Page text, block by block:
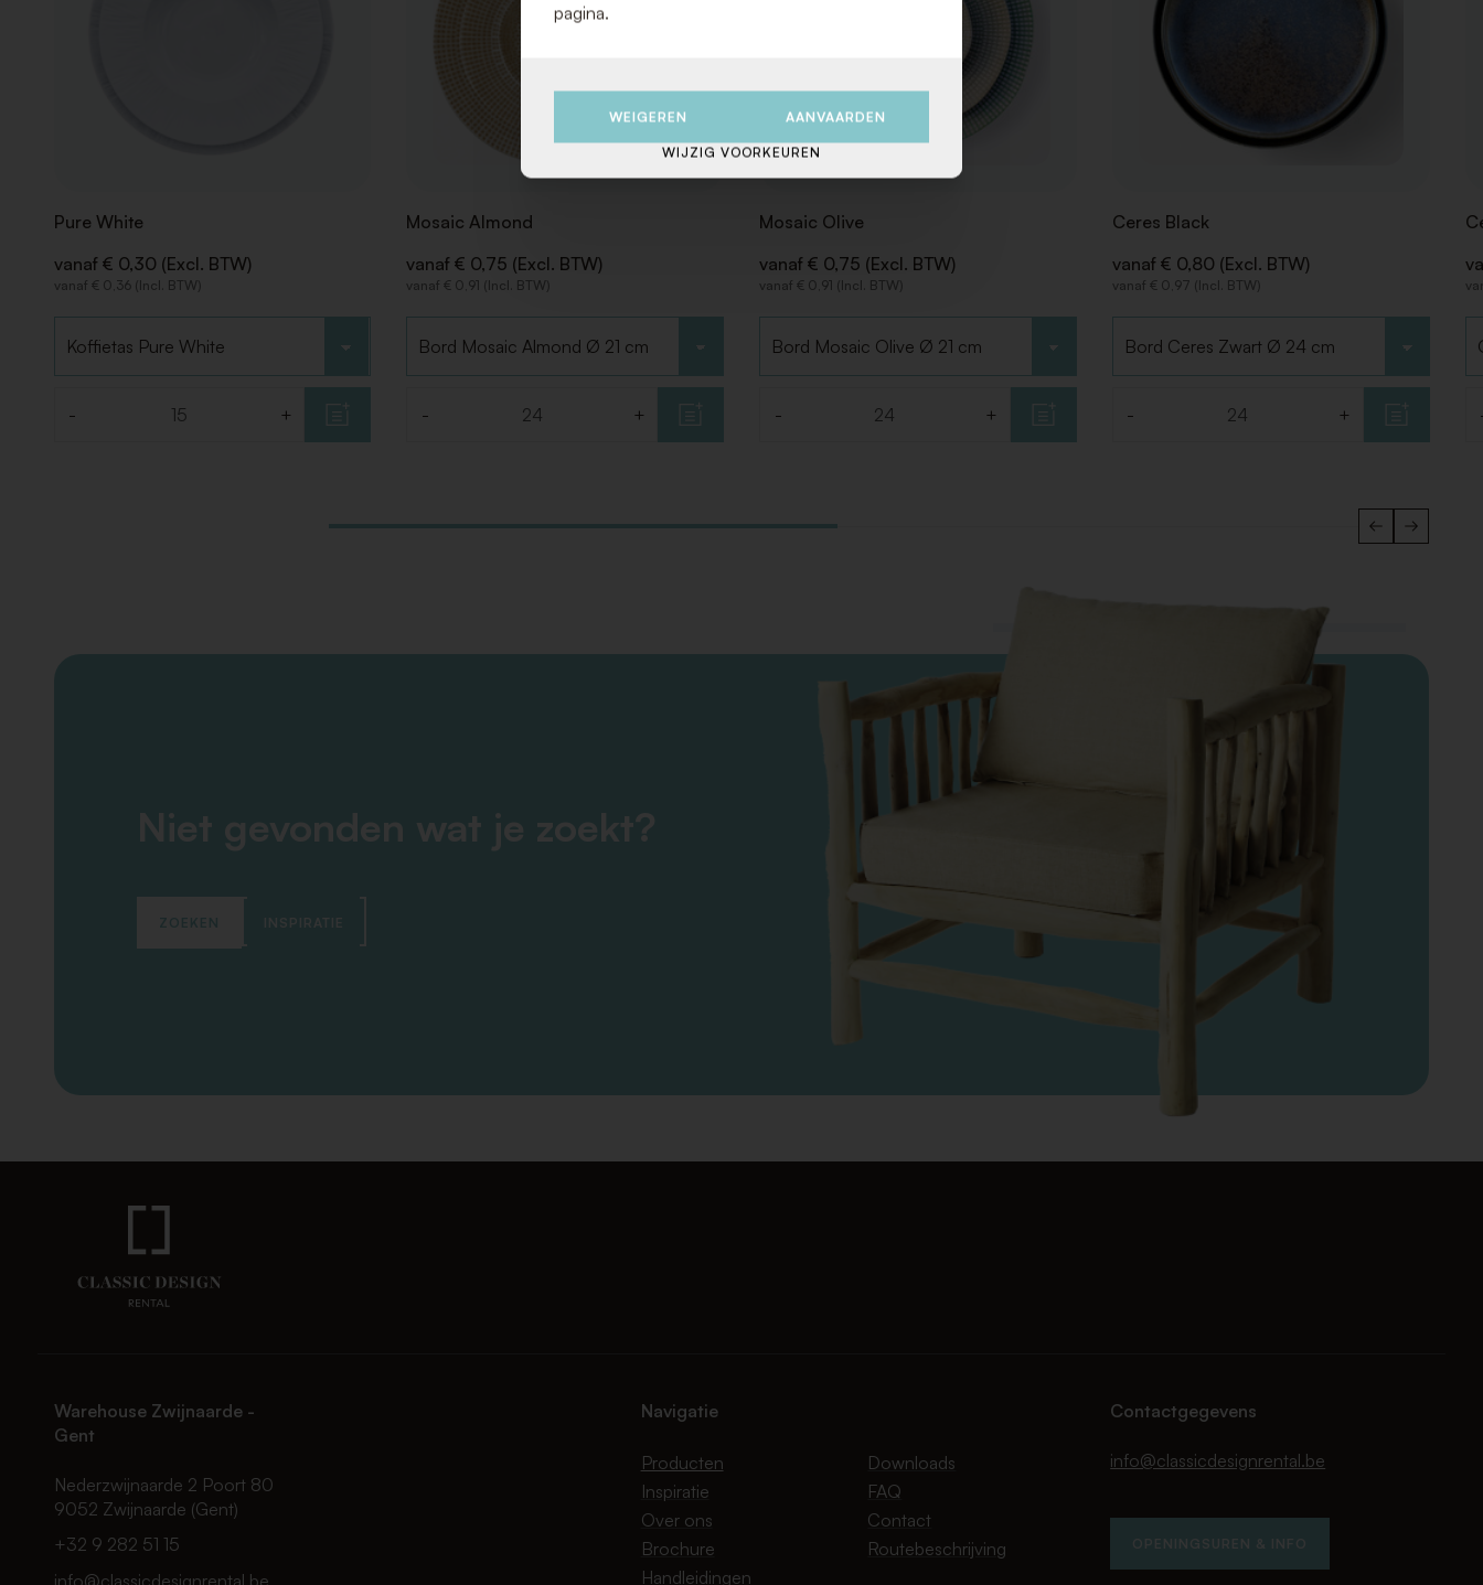
Pure White
vanaf € 0,30 (Excl. BTW)
vanaf € 0,36 (Incl. BTW)
- +
Mosaic Almond
vanaf € 0,75 (Excl. BTW)
vanaf € 0,91 (Incl. BTW)
- +
Mosaic Olive
vanaf € 0,75 (Excl. BTW)
vanaf € 0,91 (Incl. BTW)
- +
Ceres Black
vanaf € 0,80 (Excl. BTW)
vanaf € 0,97 (Incl. BTW)
- +
Niet gevonden wat je zoekt?
ZOEKEN INSPIRATIE
Warehouse Zwijnaarde -
Gent
Nederzwijnaarde 2 Poort 80
9052 Zwijnaarde (Gent)
+32 9 282 51 15
info@classicdesignrental.be
Navigatie
Producten
Inspiratie
Over ons
Brochure
Handleidingen
Downloads
FAQ
Contact
Routebeschrijving
Contactgegevens
info@classicdesignrental.be
OPENINGSUREN & INFO
pagina.
WEIGEREN AANVAARDEN
WIJZIG VOORKEUREN